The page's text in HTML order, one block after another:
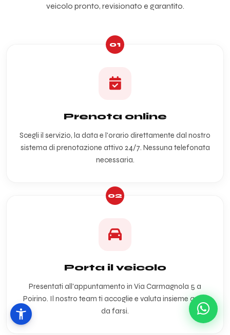
veicolo pronto, revisionato e garantito.
01
Prenota online
Scegli il servizio, la data e l'orario direttamente dal nostro
sistema di prenotazione attivo 24/7. Nessuna telefonata
necessaria.
02
Porta il veicolo
Presentati all'appuntamento in Via Carmagnola 5 a
Poirino. Il nostro team ti accoglie e valuta insieme a te il
da farsi.